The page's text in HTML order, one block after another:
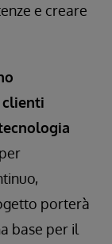
e creare
porterà
base per il